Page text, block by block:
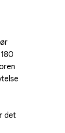
det